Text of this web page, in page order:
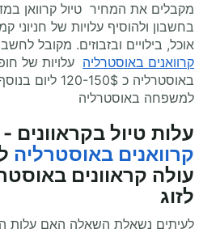
מקבלים את המחיר טיול קרוואן
בחשבון ולהוסיף עלויות של חניוני
אוכל, בילויים ובזבוזים. מקובל
קרוואנים באוסטרליה עלויות של
באוסטרליה כ 120-
למשפחה באוסטרליה
עלות טיול בקראוונים -
קרוואנים באוסטרליה
עולה קראוונים
לזוג
לעיתים נשאלת השאלה האם עלות